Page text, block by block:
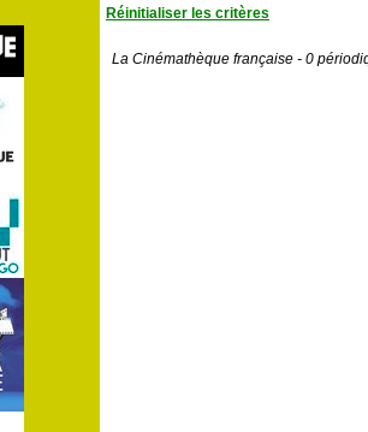
Réinitialiser les critères
La Cinémathèque française - 0